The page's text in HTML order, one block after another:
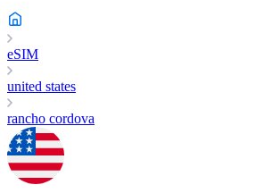
eSIM
united states
rancho cordova